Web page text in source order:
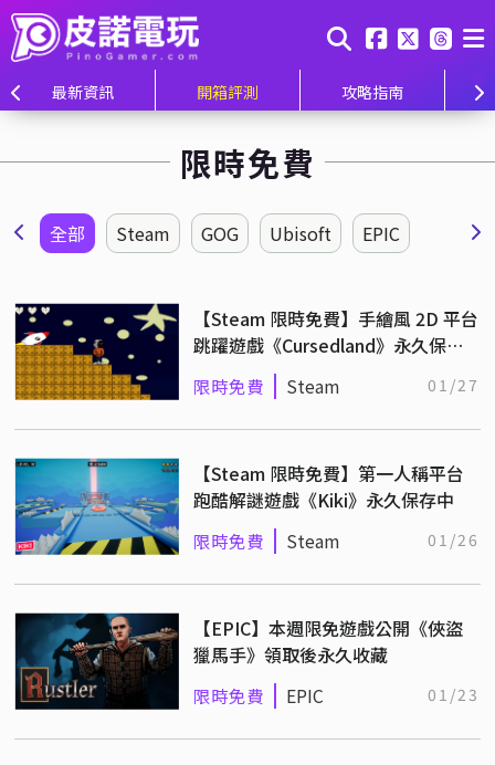
最新資訊 開箱評測 攻略指南
限時免費
全部 Steam GOG Ubisoft EPIC
【Steam 限時免費】手繪風 2D 平台
跳躍遊戲《Cursedland》永久保存
限時免費 Steam 01/27
【Steam 限時免費】第一人稱平台
跑酷解謎遊戲《Kiki》永久保存中
限時免費 Steam 01/26
【EPIC】本週限免遊戲公開《俠盜
獵馬手》領取後永久收藏
限時免費 EPIC 01/23